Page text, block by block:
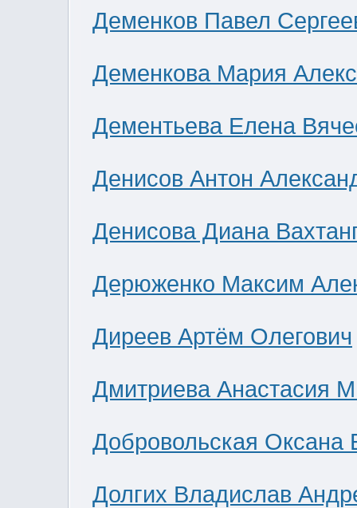
Деменков Павел
Деменкова Мария
Дементьева Елена
Денисов Антон
Денисова Диана
Дерюженко Максим
Диреев Артём Олегович
Дмитриева Анастасия
Добровольская Оксана
Долгих Владислав